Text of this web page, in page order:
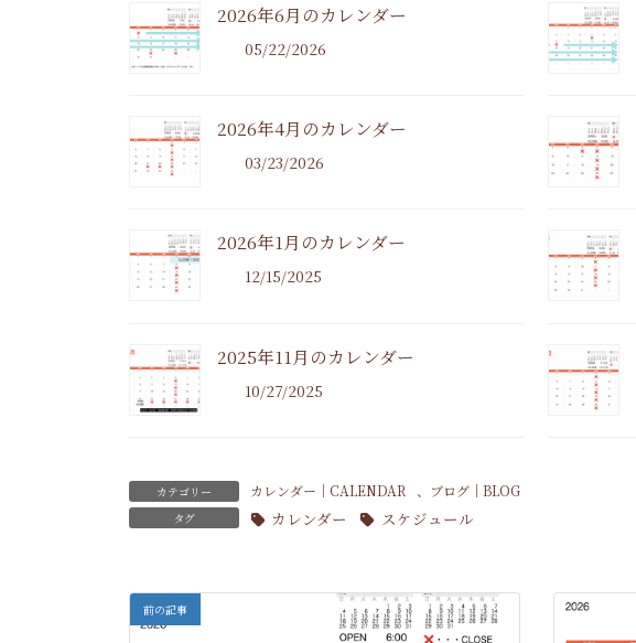
2026年6月のカレンダー
05/22/2026
2026年4月のカレンダー
03/23/2026
2026年1月のカレンダー
12/15/2025
2025年11月のカレンダー
10/27/2025
カテゴリー カレンダー｜CALENDAR 、 ブログ｜BLOG
タグ カレンダー スケジュール
前の記事